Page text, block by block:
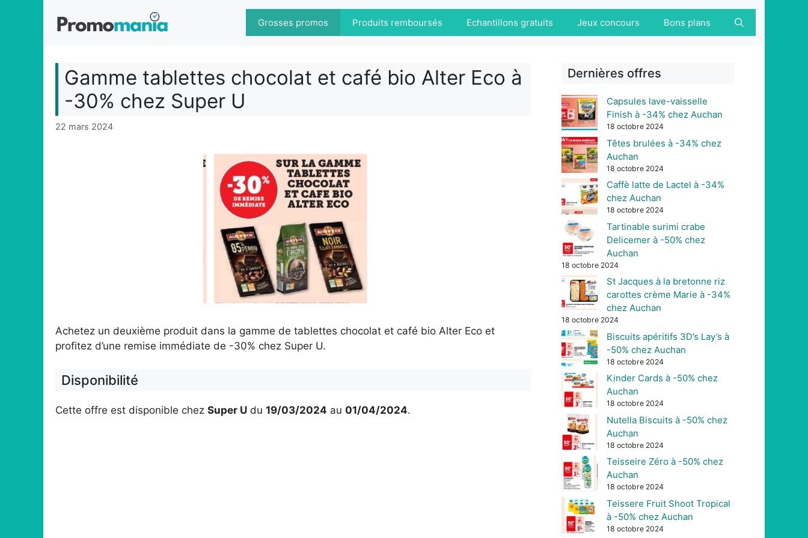
Grosses promos Produits remboursés Echantillons gratuits Jeux concours Bons plans
Gamme tablettes chocolat et café bio Alter Eco à
-30% chez Super U
22 mars 2024
Achetez un deuxième produit dans la gamme de tablettes chocolat et café bio Alter Eco et
profitez d’une remise immédiate de -30% chez Super U.
Disponibilité
Cette offre est disponible chez Super U du 19/03/2024 au 01/04/2024.
Dernières offres
Capsules lave-vaisselle
Finish à -34% chez Auchan
18 octobre 2024
Têtes brulées à -34% chez
Auchan
18 octobre 2024
Caffè latte de Lactel à -34%
chez Auchan
18 octobre 2024
Tartinable surimi crabe
Delicemer à -50% chez
Auchan
18 octobre 2024
St Jacques à la bretonne riz
carottes crème Marie à -34%
chez Auchan
18 octobre 2024
Biscuits apéritifs 3D’s Lay’s à
-50% chez Auchan
18 octobre 2024
Kinder Cards à -50% chez
Auchan
18 octobre 2024
Nutella Biscuits à -50% chez
Auchan
18 octobre 2024
Teisseire Zéro à -50% chez
Auchan
18 octobre 2024
Teissere Fruit Shoot Tropical
à -50% chez Auchan
18 octobre 2024